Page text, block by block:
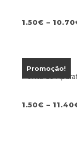
1.50€ – 10.70
Promoção!
Ponta de
1.50€ – 11.40